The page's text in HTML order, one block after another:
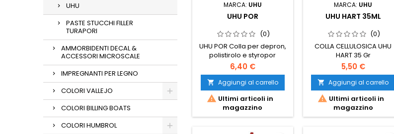
UHU
PASTE STUCCHI FILLER
TURAPORI
AMMORBIDENTI DECAL &
ACCESSORI MICROSCALE
IMPREGNANTI PER LEGNO
COLORI VALLEJO
COLORI BILLING BOATS
COLORI HUMBROL
MARCA: UHU
UHU POR
(0)
UHU POR Colla per depron,
polistirolo e styropor
6,40 €
 Aggiungi al carrello
 Ultimi articoli in
magazzino
MARCA: UHU
UHU HART 35ML
(0)
COLLA CELLULOSICA UHU
HART 35 Gr
5,50 €
 Aggiungi al carrello
 Ultimi articoli in
magazzino